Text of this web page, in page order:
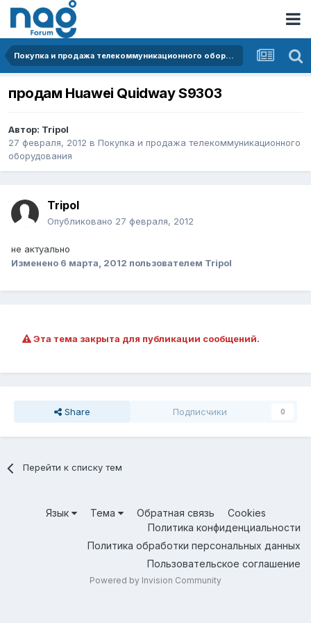
Покупка и продажа телекоммуникационного оборудования
продам Huawei Quidway S9303
Автор: Tripol
27 февраля, 2012 в Покупка и продажа телекоммуникационного
оборудования
Tripol
Опубликовано 27 февраля, 2012
не актуально
Изменено 6 марта, 2012 пользователем Tripol
Эта тема закрыта для публикации сообщений.
Share Подписчики 0
Перейти к списку тем
Язык Тема Обратная связь
Cookies
Политика конфиденциальности
Политика обработки персональных данных
Пользовательское соглашение
Powered by Invision Community